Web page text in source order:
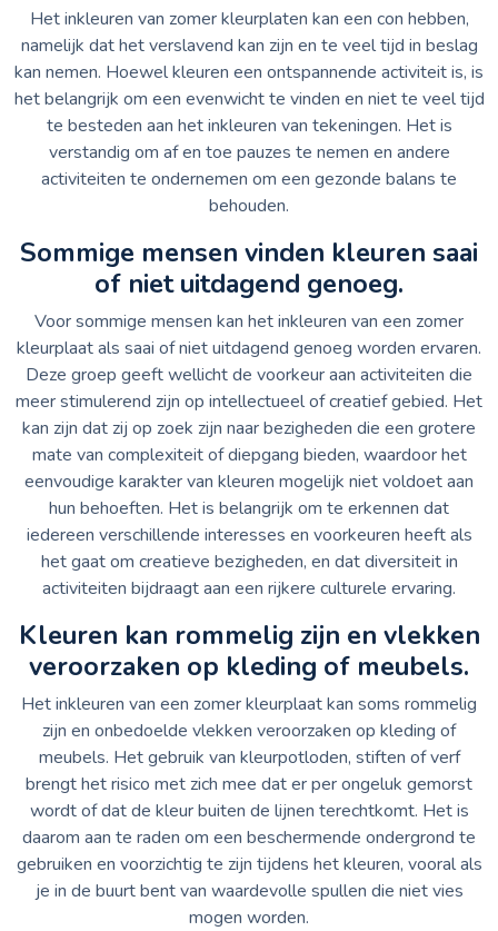
Het inkleuren van zomer kleurplaten kan een con hebben,
namelijk dat het verslavend kan zijn en te veel tijd in beslag
kan nemen. Hoewel kleuren een ontspannende activiteit is, is
het belangrijk om een evenwicht te vinden en niet te veel tijd
te besteden aan het inkleuren van tekeningen. Het is
verstandig om af en toe pauzes te nemen en andere
activiteiten te ondernemen om een gezonde balans te
behouden.
Sommige mensen vinden kleuren saai
of niet uitdagend genoeg.
Voor sommige mensen kan het inkleuren van een zomer
kleurplaat als saai of niet uitdagend genoeg worden ervaren.
Deze groep geeft wellicht de voorkeur aan activiteiten die
meer stimulerend zijn op intellectueel of creatief gebied. Het
kan zijn dat zij op zoek zijn naar bezigheden die een grotere
mate van complexiteit of diepgang bieden, waardoor het
eenvoudige karakter van kleuren mogelijk niet voldoet aan
hun behoeften. Het is belangrijk om te erkennen dat
iedereen verschillende interesses en voorkeuren heeft als
het gaat om creatieve bezigheden, en dat diversiteit in
activiteiten bijdraagt aan een rijkere culturele ervaring.
Kleuren kan rommelig zijn en vlekken
veroorzaken op kleding of meubels.
Het inkleuren van een zomer kleurplaat kan soms rommelig
zijn en onbedoelde vlekken veroorzaken op kleding of
meubels. Het gebruik van kleurpotloden, stiften of verf
brengt het risico met zich mee dat er per ongeluk gemorst
wordt of dat de kleur buiten de lijnen terechtkomt. Het is
daarom aan te raden om een beschermende ondergrond te
gebruiken en voorzichtig te zijn tijdens het kleuren, vooral als
je in de buurt bent van waardevolle spullen die niet vies
mogen worden.